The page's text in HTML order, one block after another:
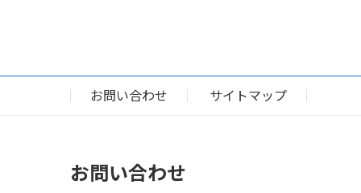
お問い合わせ サイトマップ
お問い合わせ